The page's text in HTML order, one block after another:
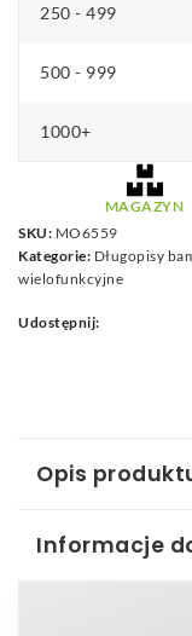
250 - 499
500 - 999
1000+
MAGAZYN
SKU: MO6559
Kategorie: Długopisy
wielofunkcyjne
Udostępnij:
Opis
Informacje